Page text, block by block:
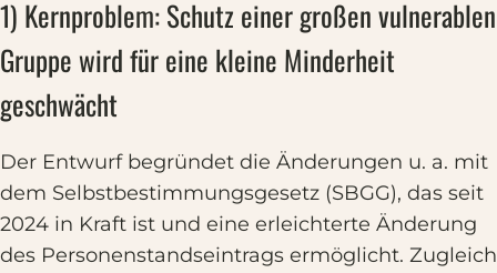
1) Kernproblem: Schutz einer großen vulnerablen
Gruppe wird für eine kleine Minderheit
geschwächt
Der Entwurf begründet die Änderungen u. a. mit
dem Selbstbestimmungsgesetz (SBGG), das seit
2024 in Kraft ist und eine erleichterte Änderung
des Personenstandseintrags ermöglicht. Zugleich